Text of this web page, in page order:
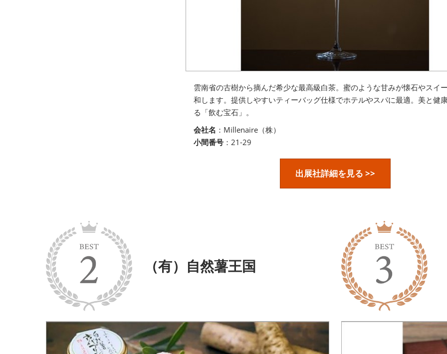
雲南省の古樹から摘んだ希少な最高級白茶。蜜のような甘みが懐石やスイ
和します。提供しやすいティーバッグ仕様でホテルやスパに最適。美と健
る「飲む宝石」。
会社名 ：Millenaire（株）
小間番号：21-29
出展社詳細を見る >>
（有）自然薯王国